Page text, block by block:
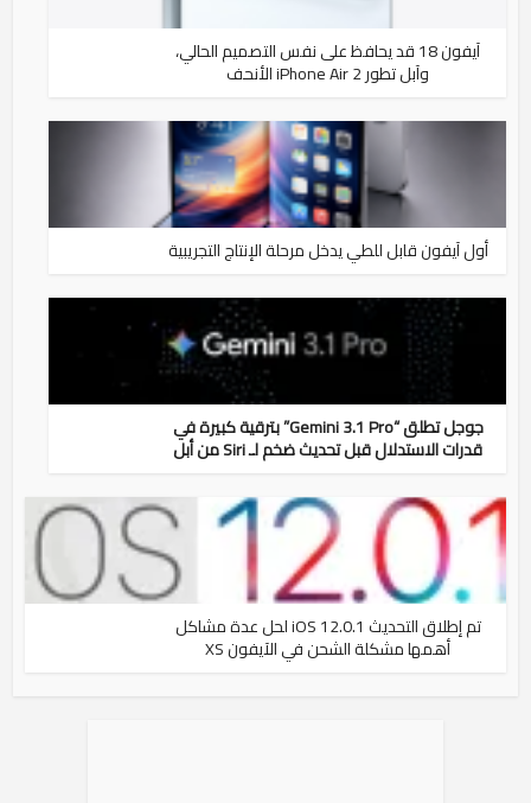
آيفون 18 قد يحافظ على نفس التصميم الحالي،
وآبل تطور iPhone Air 2 الأنحف
أول آيفون قابل للطي يدخل مرحلة الإنتاج التجريبية
جوجل تطلق “Gemini 3.1 Pro” بترقية كبيرة في
قدرات الاستدلال قبل تحديث ضخم لـ Siri من أبل
تم إطلاق التحديث iOS 12.0.1 لحل عدة مشاكل
أهمها مشكلة الشحن في الآيفون XS